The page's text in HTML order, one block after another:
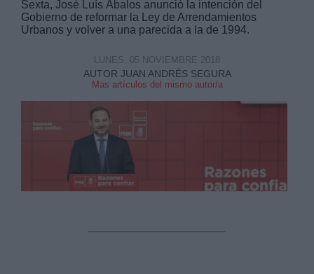
Sexta, José Luís Ábalos anunció la intención del
Gobierno de reformar la Ley de Arrendamientos
Urbanos y volver a una parecida a la de 1994.
AUTOR JUAN ANDRÉS SEGURA
Mas artículos del mismo autor/a
LUNES, 05 NOVIEMBRE 2018